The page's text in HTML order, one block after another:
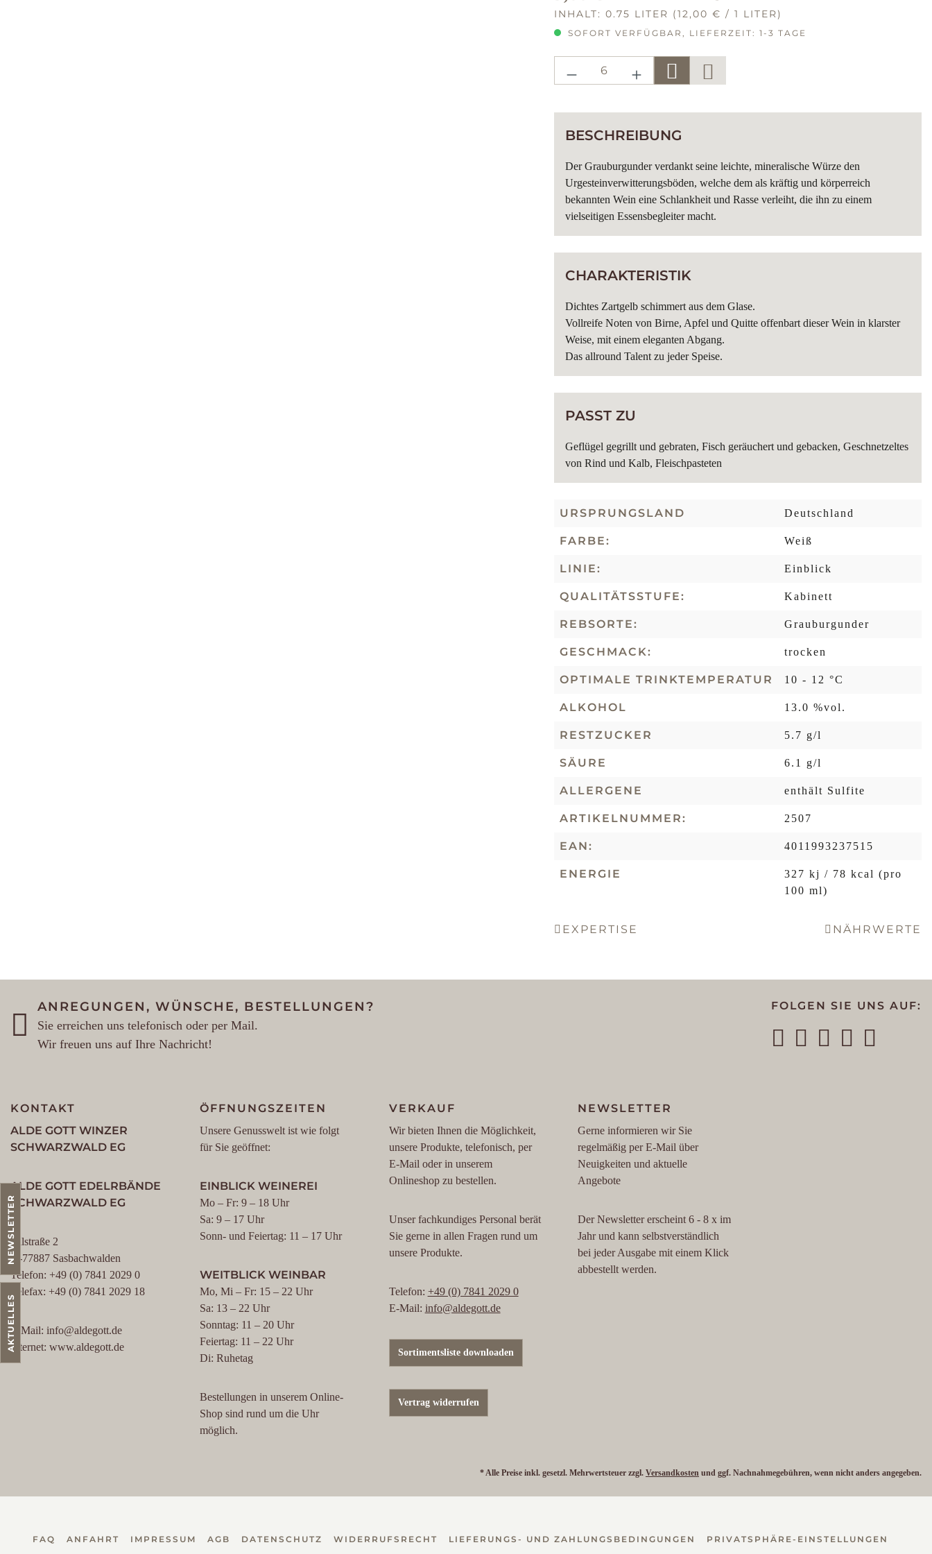
INHALT: 0.75 LITER (12,00 € / 1 LITER)
SOFORT VERFÜGBAR, LIEFERZEIT: 1-3 TAGE
PRODUKT ANZAHL: GIB DEN
BESCHREIBUNG
Der Grauburgunder verdankt seine leichte, mineralische Würze den
Urgesteinverwitterungsböden, welche dem als kräftig und körperreich
bekannten Wein eine Schlankheit und Rasse verleiht, die ihn zu einem
vielseitigen Essensbegleiter macht.
CHARAKTERISTIK
Dichtes Zartgelb schimmert aus dem Glase.
Vollreife Noten von Birne, Apfel und Quitte offenbart dieser Wein in klarster
Weise, mit einem eleganten Abgang.
Das allround Talent zu jeder Speise.
PASST ZU
Geflügel gegrillt und gebraten, Fisch geräuchert und gebacken, Geschnetzeltes
von Rind und Kalb, Fleischpasteten
URSPRUNGSLAND Deutschland
FARBE: Weiß
LINIE: Einblick
QUALITÄTSSTUFE: Kabinett
REBSORTE: Grauburgunder
GESCHMACK: trocken
OPTIMALE TRINKTEMPERATUR 10 - 12 °C
ALKOHOL 13.0 %vol.
RESTZUCKER 5.7 g/l
SÄURE 6.1 g/l
ALLERGENE enthält Sulfite
ARTIKELNUMMER: 2507
EAN: 4011993237515
ENERGIE
327 kj / 78 kcal (pro
100 ml)
EXPERTISE NÄHRWERTE
ANREGUNGEN, WÜNSCHE, BESTELLUNGEN?
Sie erreichen uns telefonisch oder per Mail.
Wir freuen uns auf Ihre Nachricht!
FOLGEN SIE UNS AUF:
KONTAKT
ALDE GOTT WINZER
SCHWARZWALD EG
ALDE GOTT EDELRBÄNDE
SCHWARZWALD EG
Talstraße 2
D-77887 Sasbachwalden
Telefon: +49 (0) 7841 2029 0
Telefax: +49 (0) 7841 2029 18
E-Mail: info@aldegott.de
Internet: www.aldegott.de
ÖFFNUNGSZEITEN
Unsere Genusswelt ist wie folgt
für Sie geöffnet:
EINBLICK WEINEREI
Mo – Fr: 9 – 18 Uhr
Sa: 9 – 17 Uhr
Sonn- und Feiertag: 11 – 17 Uhr
WEITBLICK WEINBAR
Mo, Mi – Fr: 15 – 22 Uhr
Sa: 13 – 22 Uhr
Sonntag: 11 – 20 Uhr
Feiertag: 11 – 22 Uhr
Di: Ruhetag
Bestellungen in unserem Online-
Shop sind rund um die Uhr
möglich.
VERKAUF
Wir bieten Ihnen die Möglichkeit,
unsere Produkte, telefonisch, per
E-Mail oder in unserem
Onlineshop zu bestellen.
Unser fachkundiges Personal berät
Sie gerne in allen Fragen rund um
unsere Produkte.
Telefon: +49 (0) 7841 2029 0
E-Mail: info@aldegott.de
Sortimentsliste downloaden
Vertrag widerrufen
NEWSLETTER
Gerne informieren wir Sie
regelmäßig per E-Mail über
Neuigkeiten und aktuelle
Angebote
Der Newsletter erscheint 6 - 8 x im
Jahr und kann selbstverständlich
bei jeder Ausgabe mit einem Klick
abbestellt werden.
* Alle Preise inkl. gesetzl. Mehrwertsteuer zzgl. Versandkosten und ggf. Nachnahmegebühren, wenn nicht anders angegeben.
FAQ ANFAHRT IMPRESSUM AGB DATENSCHUTZ WIDERRUFSRECHT LIEFERUNGS- UND ZAHLUNGSBEDINGUNGEN
PRIVATSPHÄRE-EINSTELLUNGEN
AKTUELLES
NEWSLETTER